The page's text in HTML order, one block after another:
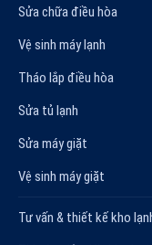
Sửa chữa điều hòa
Vệ sinh máy lạnh
Tháo lắp điều hòa
Sửa tủ lạnh
Sửa máy giặt
Vệ sinh máy giặt
Tư vấn & thiết kế kho